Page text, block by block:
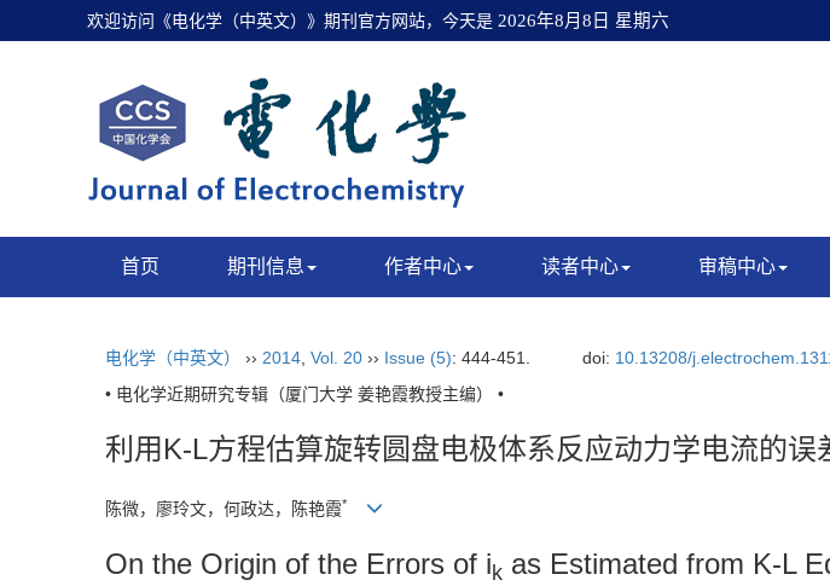
欢迎访问《电化学（中英文）》期刊官方网站，今天是 2026年8月8日 星期六
首页 期刊信息 作者中心 读者中心 审稿中心
电化学（中英文） ›› 2014 Vol. 20 ›› Issue (5): 444-451. doi: 10.13208/
• 电化学近期研究专辑（厦门大学 姜艳霞教授主编） •
利用K-L方程估算旋转圆盘电极体系反应动力学电流的误
陈微，廖玲文，何政达，陈艳霞*
On the Origin of the Errors of ik as Estimated from K-L